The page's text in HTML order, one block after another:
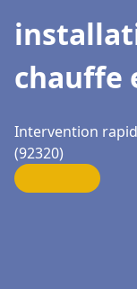
chauffe
Intervention
(92320)